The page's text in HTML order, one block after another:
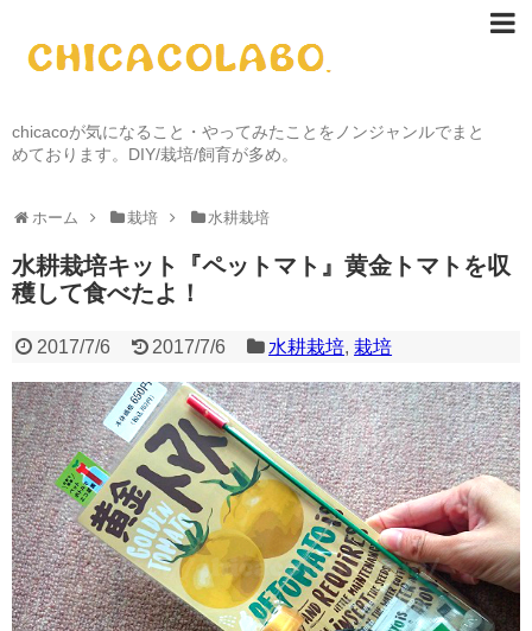
chicacoが気になること・やってみたことをノンジャンルでまと
めております。DIY/栽培/飼育が多め。
ホーム 栽培 水耕栽培
水耕栽培キット『ペットマト』黄金トマトを収
穫して食べたよ！
2017/7/6 2017/7/6 水耕栽培,栽培